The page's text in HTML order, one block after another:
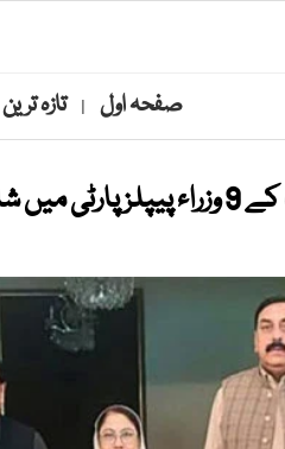
صفحہ اول | تازہ ترین
شامل